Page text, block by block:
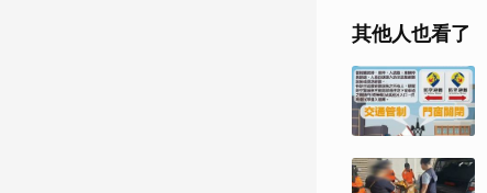
其他人也看了